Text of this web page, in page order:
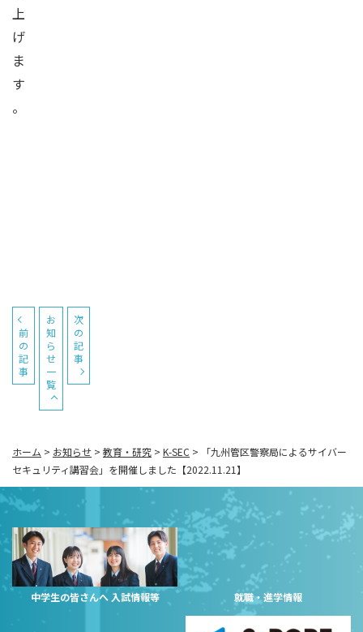
上
げ
ま
す
。
前
の
記
事
お
知
ら
せ
一
覧
次
の
記
事
ホーム > お知らせ > 教育・研究 > K-SEC >
「九州管区警察局によるサイバー
セキュリティ講習会」を開催しました【2022.11.21】
中学生の皆さんへ 入試情報等 就職・進学情報